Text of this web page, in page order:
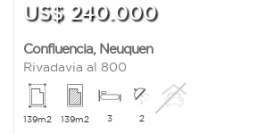
US$ 240.000
Confluencia, Neuquen
Rivadavia al 800
139m2 139m2 3 2